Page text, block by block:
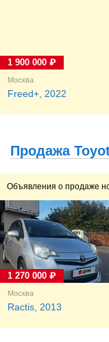
Москва
Freed+, 2022
1 900 000 ₽
Продажа
Объявления о продаже
Москва
Ractis, 2013
1 270 000 ₽